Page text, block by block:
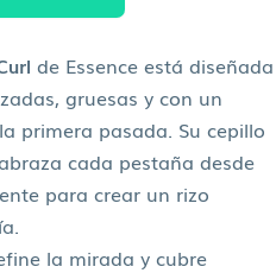
de Essence está diseñada
gruesas y con un
primera pasada. Su cepillo
cada pestaña desde
para crear un rizo
la mirada y cubre